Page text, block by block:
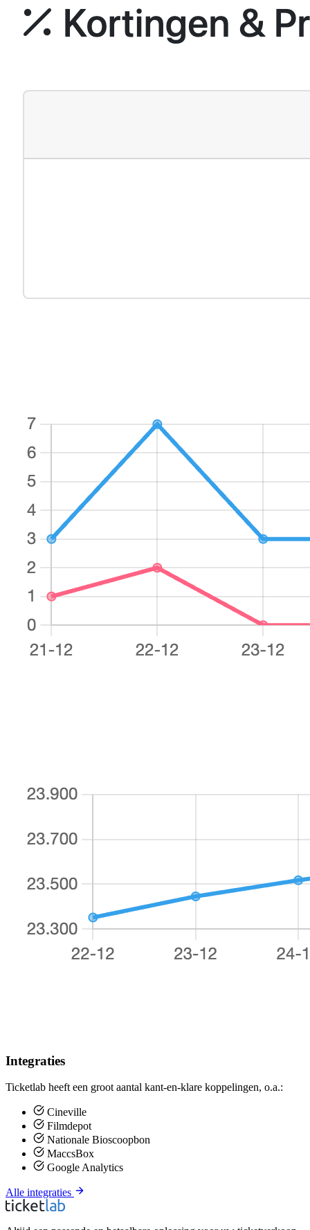
Integraties
Ticketlab heeft een groot aantal kant-en-klare koppelingen, o.a.:
Cineville
Filmdepot
Nationale Bioscoopbon
MaccsBox
Google Analytics
Alle integraties